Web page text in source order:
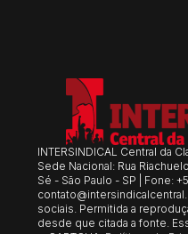
INTERSINDICAL Central da
Sede Nacional: Rua
Sé - São Paulo - SP | Fone:
sociais. Permitida a
desde que citada a fonte.